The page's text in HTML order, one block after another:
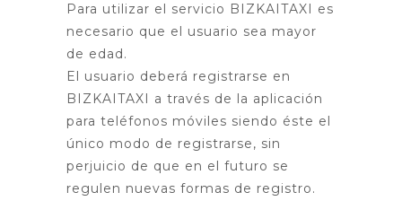
Para utilizar el servicio BIZKAITAXI es
necesario que el usuario sea mayor
de edad.
El usuario deberá registrarse en
BIZKAITAXI a través de la aplicación
para teléfonos móviles siendo éste el
único modo de registrarse, sin
perjuicio de que en el futuro se
regulen nuevas formas de registro.